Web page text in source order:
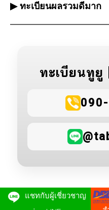
แชทกับผู้เชี่ยวชาญ
▶ ทะเบียนผลรวมดีมาก
ทะเบียนทูยู